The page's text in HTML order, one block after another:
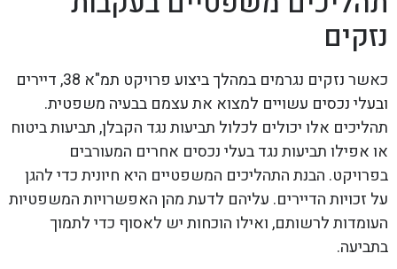
נזקים
כאשר נזקים נגרמים במהלך ביצוע פרויקט תמ"א 38, דיירים
ובעלי נכסים עשויים למצוא את עצמם בבעיה משפטית.
תהליכים אלו יכולים לכלול תביעות נגד הקבלן, תביעות ביטוח
או אפילו תביעות נגד בעלי נכסים אחרים המעורבים
בפרויקט. הבנת התהליכים המשפטיים היא חיונית כדי להגן
על זכויות הדיירים. עליהם לדעת מהן האפשרויות המשפטיות
העומדות לרשותם, ואילו הוכחות יש לאסוף כדי לתמוך
בתביעה.